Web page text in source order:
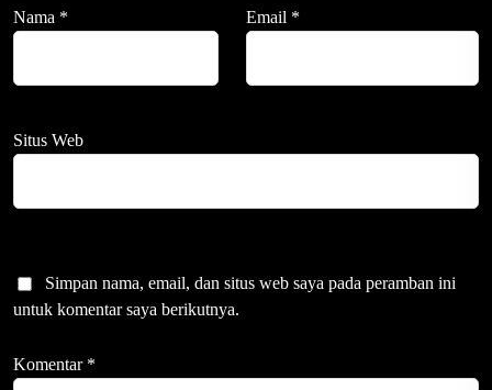
Nama * Email *
Situs Web
Simpan nama, email, dan situs web saya pada peramban ini
untuk komentar saya berikutnya.
Komentar *